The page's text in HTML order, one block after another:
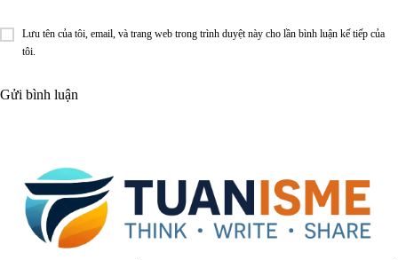
Lưu tên của tôi, email, và trang web trong trình duyệt này cho lần bình luận kế tiếp của
tôi.